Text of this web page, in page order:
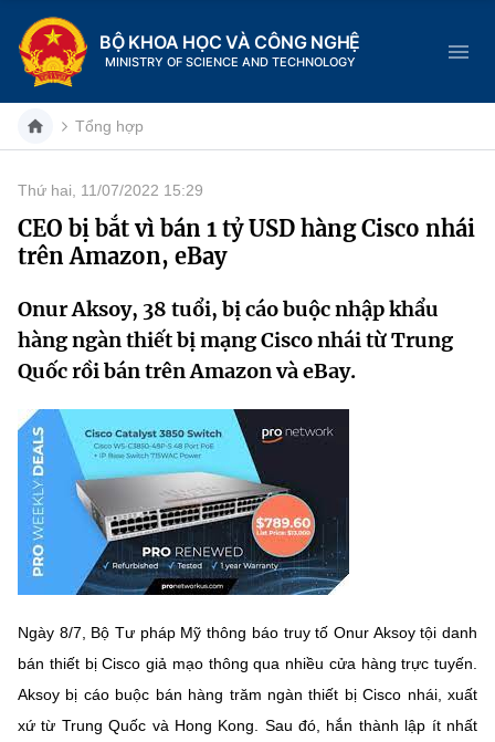
BỘ KHOA HỌC VÀ CÔNG NGHỆ
MINISTRY OF SCIENCE AND TECHNOLOGY
Danh mục
Trang chủ
Giới thiệu
Chức năng nhiệm vụ
Cơ cấu tổ chức
Lịch sử phát triển
Sở Khoa học và Công nghệ
Tin tức sự kiện
Khoa học và Công nghệ
Đổi mới sáng tạo
Chuyển đổi số
Bưu chính, Viễn thông
Sở hữu trí tuệ
Tiêu chuẩn, đo lường, chất lượng
Dịch vụ công
Hệ thống văn bản
Văn bản QPPL
Văn bản chỉ đạo điều hành
Lấy ý kiến người dân về dự thảo VBQPPL
MST IOFFICE
THỐNG KÊ
Khoa học và Công nghệ
Đổi mới sáng tạo
Chuyển đổi số
THƯ ĐIỆN TỬ
Khác
Tổng hợp
Thứ hai, 11/07/2022 15:29
CEO bị bắt vì bán 1 tỷ USD hàng Cisco nhái
trên Amazon, eBay
Onur Aksoy, 38 tuổi, bị cáo buộc nhập khẩu
hàng ngàn thiết bị mạng Cisco nhái từ Trung
Quốc rồi bán trên Amazon và eBay.
Ngày 8/7, Bộ Tư pháp Mỹ thông báo truy tố Onur Aksoy tội danh
bán thiết bị Cisco giả mạo thông qua nhiều cửa hàng trực tuyến.
Aksoy bị cáo buộc bán hàng trăm ngàn thiết bị Cisco nhái, xuất
xứ từ Trung Quốc và Hong Kong. Sau đó, hắn thành lập ít nhất